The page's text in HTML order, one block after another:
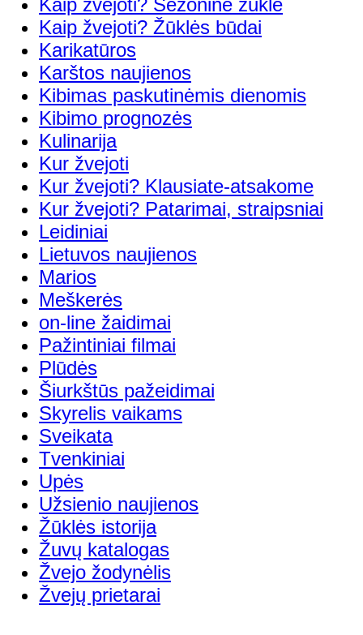
Kaip žvejoti? Sezoninė žūklė
Kaip žvejoti? Žūklės būdai
Karikatūros
Karštos naujienos
Kibimas paskutinėmis dienomis
Kibimo prognozės
Kulinarija
Kur žvejoti
Kur žvejoti? Klausiate-atsakome
Kur žvejoti? Patarimai, straipsniai
Leidiniai
Lietuvos naujienos
Marios
Meškerės
on-line žaidimai
Pažintiniai filmai
Plūdės
Šiurkštūs pažeidimai
Skyrelis vaikams
Sveikata
Tvenkiniai
Upės
Užsienio naujienos
Žūklės istorija
Žuvų katalogas
Žvejo žodynėlis
Žvejų prietarai